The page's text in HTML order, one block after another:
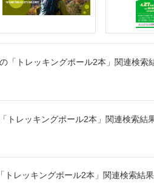
「トレッキングポール2本」関連検索
トレッキングポール2本」関連検索結
トレッキングポール2本」関連検索結果